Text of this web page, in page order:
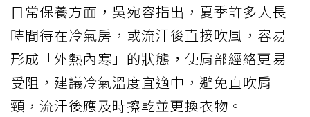
日常保養方面，吳宛容指出，夏季許多人長
時間待在冷氣房，或流汗後直接吹風，容易
形成「外熱內寒」的狀態，使肩部經絡更易
受阻，建議冷氣溫度宜適中，避免直吹肩
頸，流汗後應及時擦乾並更換衣物。